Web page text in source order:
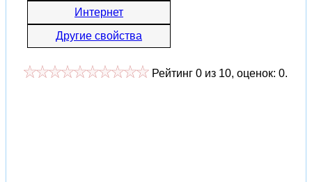
Интернет
Другие свойства
Рейтинг 0 из 10, оценок: 0.